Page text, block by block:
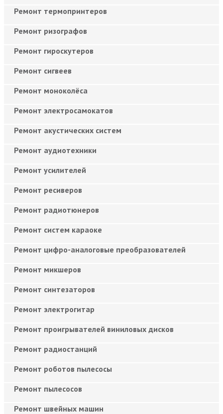
Ремонт термопринтеров
Ремонт ризографов
Ремонт гироскутеров
Ремонт сигвеев
Ремонт моноколёса
Ремонт электросамокатов
Ремонт акустических систем
Ремонт аудиотехники
Ремонт усилителей
Ремонт ресиверов
Ремонт радиотюнеров
Ремонт систем караоке
Ремонт цифро-аналоговые преобразователей
Ремонт микшеров
Ремонт синтезаторов
Ремонт электрогитар
Ремонт проигрывателей виниловых дисков
Ремонт радиостанций
Ремонт роботов пылесосы
Ремонт пылесосов
Ремонт швейных машин